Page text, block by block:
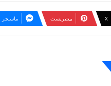
‫X بينتيريست ماسنجر